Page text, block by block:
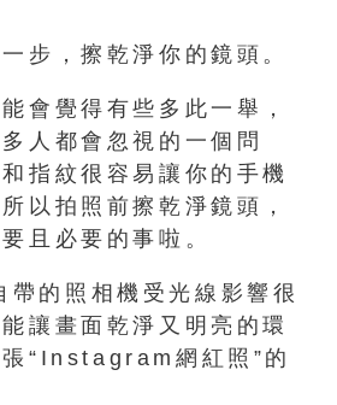
步，擦乾淨你的鏡頭。
會覺得有些多此一舉，
人都會忽視的一個問
指紋很容易讓你的手機
以拍照前擦乾淨鏡頭，
且必要的事啦。
的照相機受光線影響很
讓畫面乾淨又明亮的環
“Instagram網紅照”的